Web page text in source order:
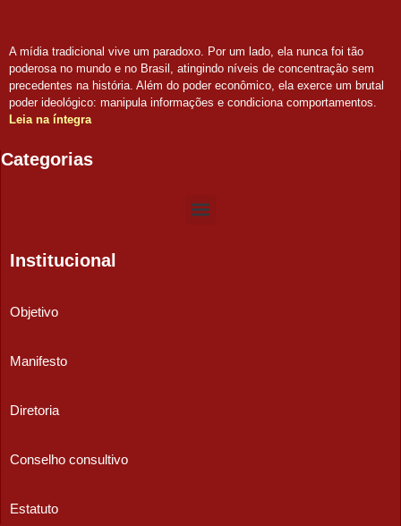
A mídia tradicional vive um paradoxo. Por um lado, ela nunca foi tão
poderosa no mundo e no Brasil, atingindo níveis de concentração sem
precedentes na história. Além do poder econômico, ela exerce um brutal
poder ideológico: manipula informações e condiciona comportamentos.
Leia na íntegra
Categorias
Institucional
Objetivo
Manifesto
Diretoria
Conselho consultivo
Estatuto